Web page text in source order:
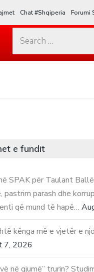
Chat #Shqiperia Forumi
Search
e fundit
SPAK për Taulant
pastrim parash dhe
që mund të hapë…
kënga më e vjetër e
7, 2026
në gjumë” trurin?